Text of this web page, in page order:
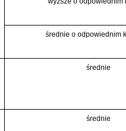
średnie o odpowiednim
średnie
średnie